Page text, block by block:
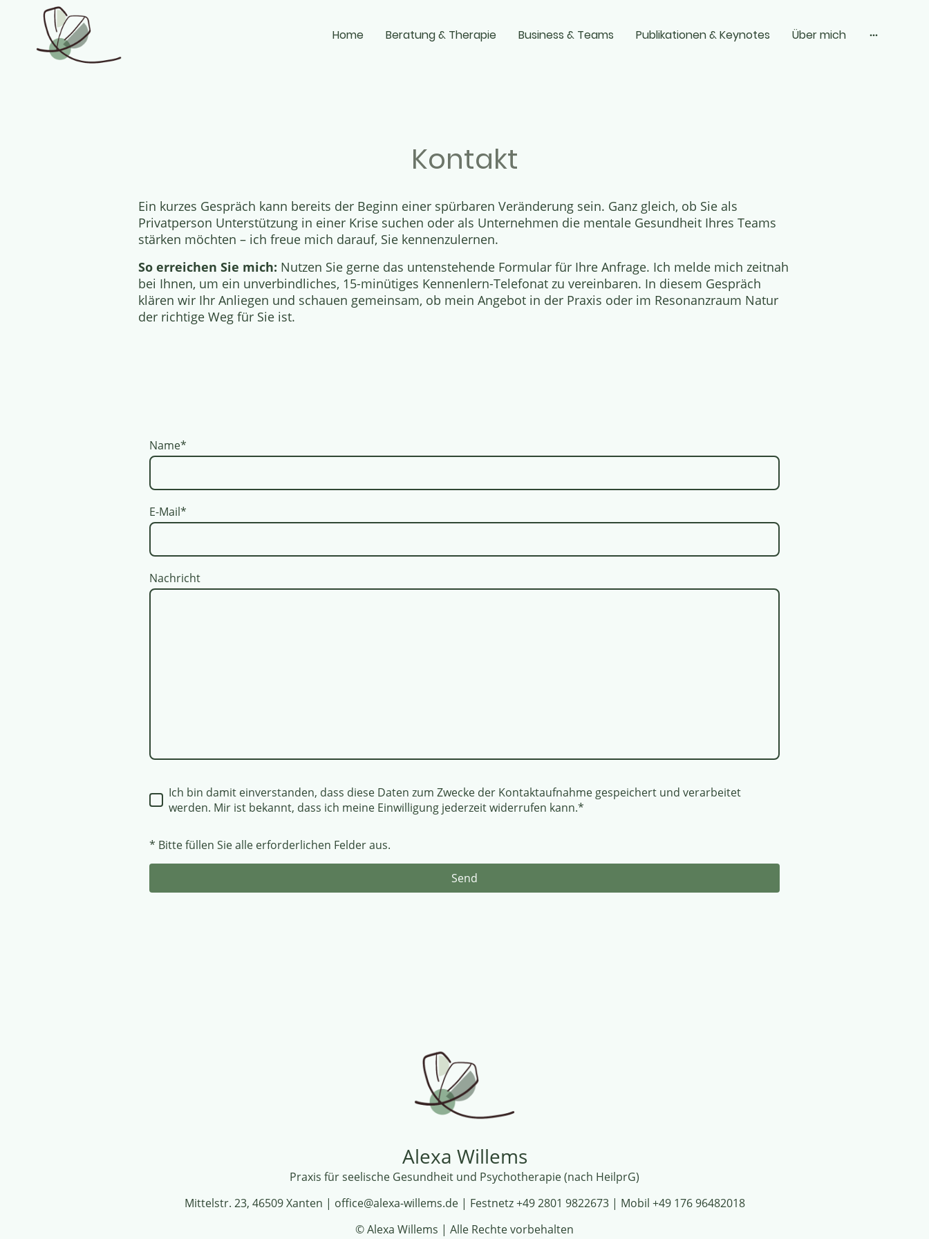
Home Beratung & Therapie Business & Teams Publikationen & Keynotes Über mich
Kontakt
Ein kurzes Gespräch kann bereits der Beginn einer spürbaren Veränderung sein. Ganz gleich, ob Sie als
Privatperson Unterstützung in einer Krise suchen oder als Unternehmen die mentale Gesundheit Ihres Teams
stärken möchten – ich freue mich darauf, Sie kennenzulernen.
So erreichen Sie mich: Nutzen Sie gerne das untenstehende Formular für Ihre Anfrage. Ich melde mich zeitnah
bei Ihnen, um ein unverbindliches, 15-minütiges Kennenlern-Telefonat zu vereinbaren. In diesem Gespräch
klären wir Ihr Anliegen und schauen gemeinsam, ob mein Angebot in der Praxis oder im Resonanzraum Natur
der richtige Weg für Sie ist.
Name*
E-Mail*
Nachricht
Ich bin damit einverstanden, dass diese Daten zum Zwecke der Kontaktaufnahme gespeichert und verarbeitet
werden. Mir ist bekannt, dass ich meine Einwilligung jederzeit widerrufen kann.*
* Bitte füllen Sie alle erforderlichen Felder aus.
Send
Alexa Willems
Praxis für seelische Gesundheit und Psychotherapie(nach HeilprG)
Mittelstr. 23, 46509 Xanten | office@alexa-willems.de | Festnetz +49 2801 9822673 | Mobil +49 176 96482018
© Alexa Willems | Alle Rechte vorbehalten